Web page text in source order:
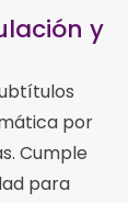
y
por
Cumple
para